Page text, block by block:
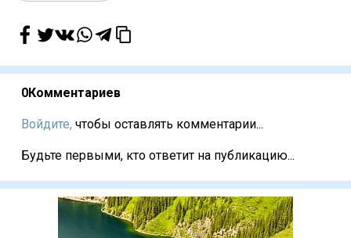
0Комментариев
Войдите, чтобы оставлять комментарии...
Будьте первыми, кто ответит на публикацию...